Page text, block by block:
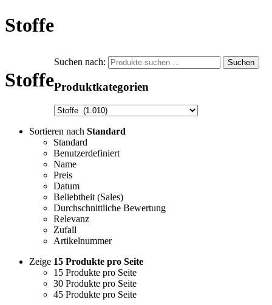
Stoffe
Stoffe
Sortieren nach Standard
Standard
Benutzerdefiniert
Name
Preis
Datum
Beliebtheit (Sales)
Durchschnittliche Bewertung
Relevanz
Zufall
Artikelnummer
Zeige 15 Produkte pro Seite
15 Produkte pro Seite
30 Produkte pro Seite
45 Produkte pro Seite
Suchen nach: Suchen
Produktkategorien